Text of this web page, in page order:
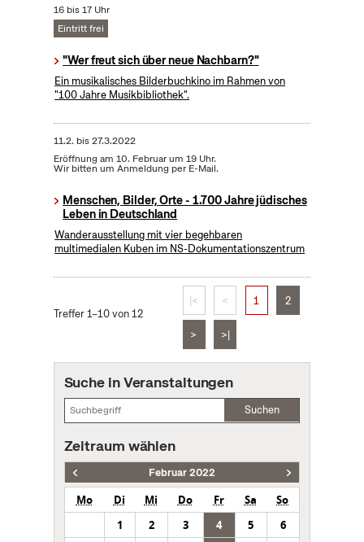
16 bis 17 Uhr
Eintritt frei
"Wer freut sich über neue Nachbarn?"
Ein musikalisches Bilderbuchkino im Rahmen von
"100 Jahre Musikbibliothek".
11.2. bis27.3.2022
Eröffnung am 10. Februar um 19 Uhr.
Wir bitten um Anmeldung per E-Mail.
Menschen, Bilder, Orte - 1.700 Jahre jüdisches
Leben in Deutschland
Wanderausstellung mit vier begehbaren
multimedialen Kuben im NS-Dokumentationszentrum
Treffer 1–10 von 12
|< < 1 2
> >|
Suche in Veranstaltungen
Suchen
Zeitraum wählen
Februar 2022
Mo Di Mi Do Fr Sa
So
1
2 3 4 5
6